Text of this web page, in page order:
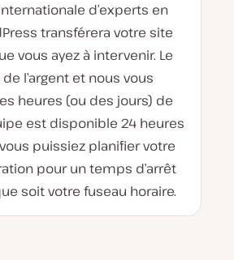
d’experts en
transférera votre site
vous ayez à intervenir. Le
l’argent et nous vous
heures (ou des jours) de
est disponible 24 heures
puissiez planifier votre
pour un temps d’arrêt
soit votre fuseau horaire.